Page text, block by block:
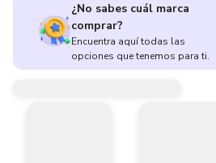
¿No sabes cuál marca
comprar?
Encuentra aquí todas las
opciones que tenemos para ti.